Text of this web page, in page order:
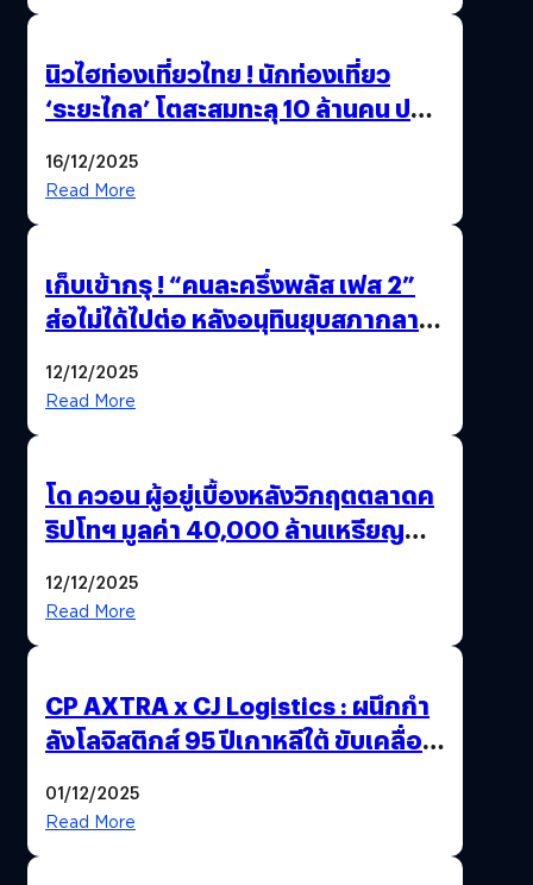
นิวไฮท่องเที่ยวไทย ! นักท่องเที่ยว
‘ระยะไกล’ โตสะสมทะลุ 10 ล้านคน ปลุก
11.66 ล้านคน
16/12/2025
Read More
เก็บเข้ากรุ ! “คนละครึ่งพลัส เฟส 2”
ส่อไม่ได้ไปต่อ หลังอนุทินยุบสภากลาย
15 ธ.ค. นี้
12/12/2025
Read More
โด ควอน ผู้อยู่เบื้องหลังวิกฤตตลาดค
ริปโทฯ มูลค่า 40,000 ล้านเหรียญ
12/12/2025
Read More
CP AXTRA x CJ Logistics : ผนึกกำ
ลังโลจิสติกส์ 95 ปีเกาหลีใต้ ขับเคลื่อน
01/12/2025
Read More